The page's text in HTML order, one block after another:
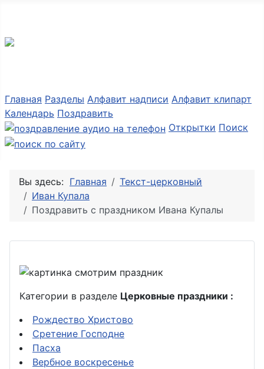
Главная Разделы Алфавит надписи Алфавит клипарт
Календарь Поздравить
Открытки Поиск
Вы здесь: Главная
Текст-церковный
Иван Купала
Поздравить с праздником Ивана Купалы
Категории в разделе Церковные праздники :
Рождество Христово
Сретение Господне
Пасха
Вербное воскресенье